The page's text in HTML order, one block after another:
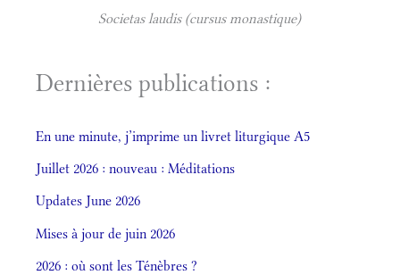
Societas laudis (cursus monastique)
Dernières publications :
En une minute, j’imprime un livret liturgique A5
Juillet 2026 : nouveau : Méditations
Updates June 2026
Mises à jour de juin 2026
2026 : où sont les Ténèbres ?